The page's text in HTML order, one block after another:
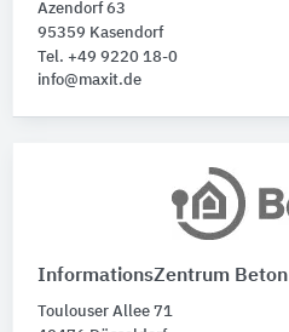
Azendorf 63
95359 Kasendorf
Tel. +49 9220 18-0
info@maxit.de
InformationsZentrum Beton
Toulouser Allee 71